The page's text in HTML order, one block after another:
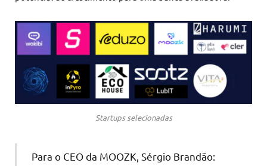
Startups selecionadas
Para o CEO da MOOZK, Sérgio Brandão: